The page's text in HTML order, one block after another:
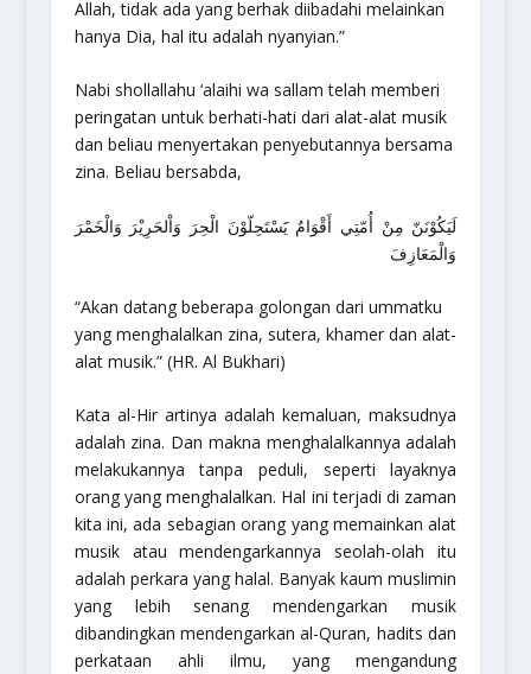
Allah, tidak ada yang berhak diibadahi melainkan
hanya Dia, hal itu adalah nyanyian.”
Nabi shollallahu ‘alaihi wa sallam telah memberi
peringatan untuk berhati-hati dari alat-alat musik
dan beliau menyertakan penyebutannya bersama
zina. Beliau bersabda,
لَيَكُوْنَنّ مِنْ أُمّتِي أَقْوَامٌ يََسْتَحِلّوْنَ الْحِرَ وَاْلحَرِيْرَ وَالْخَمْرَ
وَالْمَعَازِفَ
“Akan datang beberapa golongan dari ummatku
yang menghalalkan zina, sutera, khamer dan alat-
alat musik.”(HR. Al Bukhari)
Kata al-Hirartinya adalah kemaluan, maksudnya
adalah zina. Dan makna menghalalkannya adalah
melakukannya tanpa peduli, seperti layaknya
orang yang menghalalkan. Hal ini terjadi di zaman
kita ini, ada sebagian orang yang memainkan alat
musik atau mendengarkannya seolah-olah itu
adalah perkara yang halal. Banyak kaum muslimin
yang lebih senang mendengarkan musik
dibandingkan mendengarkan al-Quran, hadits dan
perkataan ahli ilmu, yang mengandung